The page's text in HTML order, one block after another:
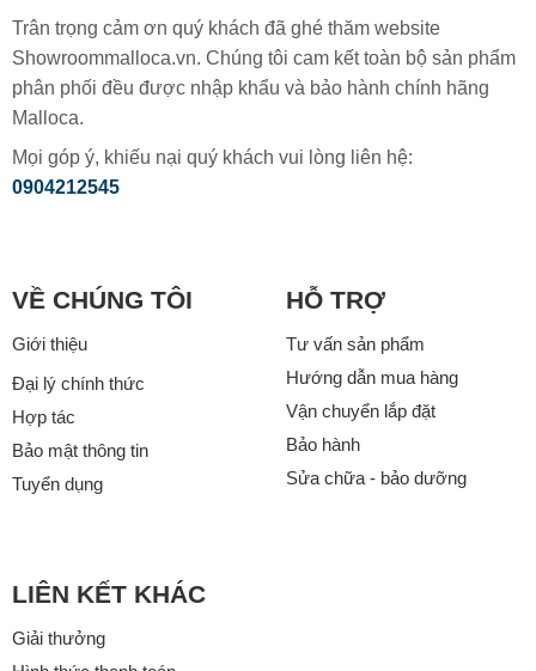
Trân trọng cảm ơn quý khách đã ghé thăm website
Showroommalloca.vn. Chúng tôi cam kết toàn bộ sản phẩm
phân phối đều được nhập khẩu và bảo hành chính hãng
Malloca.
Mọi góp ý, khiếu nại quý khách vui lòng liên hệ:
0904212545
VỀ CHÚNG TÔI
Giới thiệu
Đại lý chính thức
Hợp tác
Bảo mật thông tin
Tuyển dụng
HỖ TRỢ
Tư vấn sản phẩm
Hướng dẫn mua hàng
Vận chuyển lắp đặt
Bảo hành
Sửa chữa - bảo dưỡng
LIÊN KẾT KHÁC
Giải thưởng